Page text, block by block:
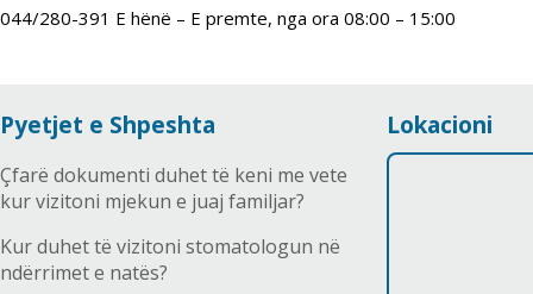
044/280-391 E hënë – E premte, nga ora 08:00 – 15:00
Pyetjet e Shpeshta
Çfarë dokumenti duhet të keni me vete
kur vizitoni mjekun e juaj familjar?
Kur duhet të vizitoni stomatologun në
ndërrimet e natës?
Lokacioni